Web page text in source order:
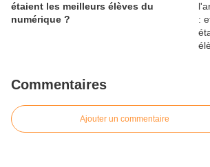
étaient les meilleurs élèves du
numérique ?
Commentaires
Ajouter un commentaire